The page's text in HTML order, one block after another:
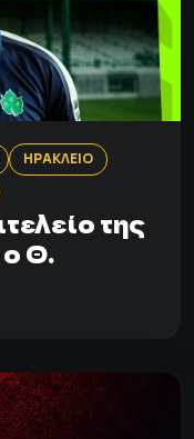
ΗΡΑΚΛΕΙΟ
της
Θ.